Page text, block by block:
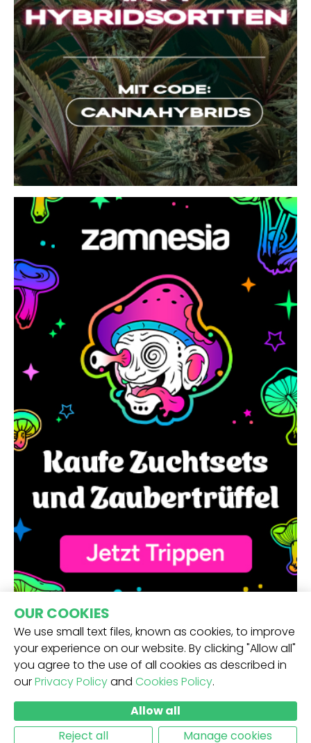
ERHALTE UNSEREN NEWSLETTER -
ABSCHICKEN
OUR COOKIES
We use small text files, known as cookies, to improve
your experience on our website. By clicking "Allow all"
you agree to the use of all cookies as described in
ourPrivacy Policyand Cookies Policy.
Allow all
Reject all
Manage cookies